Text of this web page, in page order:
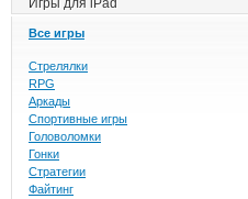
Игры для iPad
Все игры
Стрелялки
RPG
Аркады
Спортивные игры
Головоломки
Гонки
Стратегии
Файтинг